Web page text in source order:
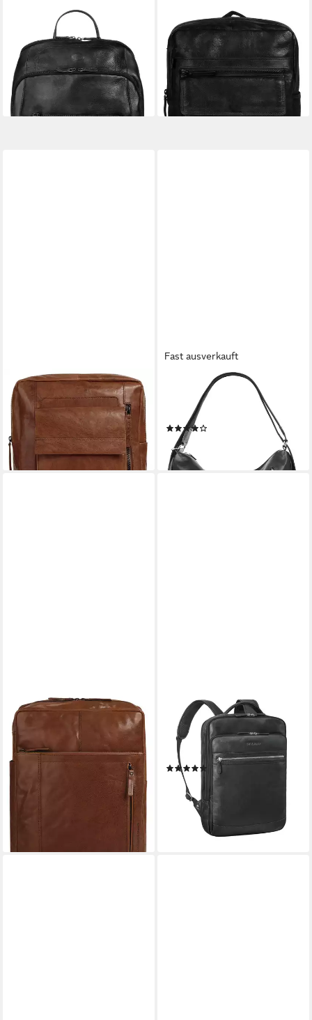
Laptoprucksack, echt Leder,
Made in Italy
148,95 € UVP199,00 €
-25%
lieferbar - in 6-8 Werktagen bei dir
SPIKES & SPARROW
Laptoprucksack, echt Leder
(1)
189,95 €
lieferbar - in 6-8 Werktagen bei dir
SPIKES & SPARROW
Laptoprucksack, echt Leder
198,95 €
lieferbar - in 1-2 Werktagen bei dir
Fast ausverkauft
Laptoprucksack, echt Leder,
Made in Italy
98,95 €
lieferbar - in 6-8 Werktagen bei dir
SPIKES & SPARROW
Laptoprucksack, echt Leder
219,95 €
lieferbar - in 6-8 Werktagen bei dir
STILORD
Notebookrucksack "Banks"
Moderner Leder Rucksack
Laptop 15,6 Zoll
(1)
159,90 € UVP
lieferbar - in 2-3 Werktagen bei dir